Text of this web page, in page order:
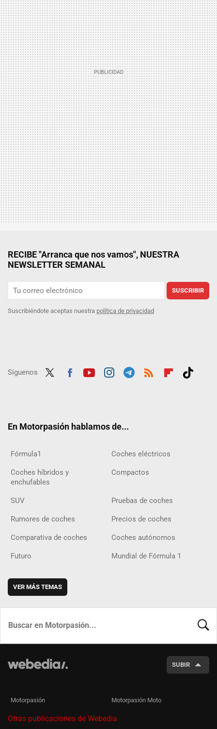
RECIBE "Arranca que nos vamos", NUESTRA
NEWSLETTER SEMANAL
SUSCRIBIR
Suscribiéndote aceptas nuestra política de privacidad
Síguenos
En Motorpasión hablamos de...
Fórmula1 Coches eléctricos
Coches híbridos y
enchufables
Compactos
SUV Pruebas de coches
Rumores de coches Precios de coches
Comparativa de coches Coches autónomos
Futuro Mundial de Fórmula 1
VER MÁS TEMAS
SUBIR
Motorpasión Motorpasión Moto
Otras publicaciones de Webedia